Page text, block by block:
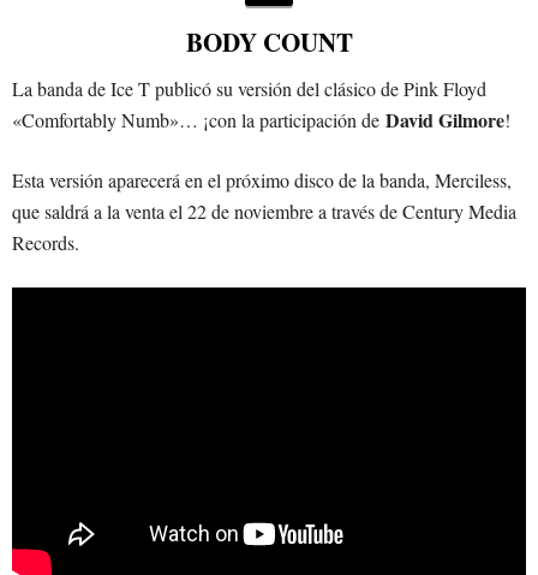
BODY COUNT
La banda de Ice T publicó su versión del clásico de Pink Floyd
«Comfortably Numb»… ¡con la participación de David Gilmore!
Esta versión aparecerá en el próximo disco de la banda, Merciless,
que saldrá a la venta el 22 de noviembre a través de Century Media
Records.